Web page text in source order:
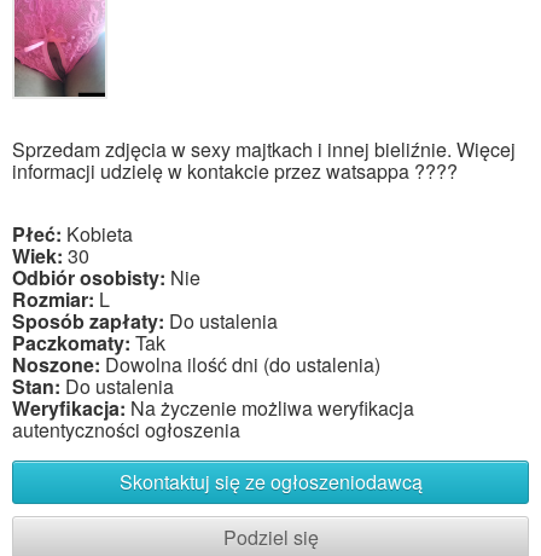
Sprzedam zdjęcia w sexy majtkach i innej bieliźnie. Więcej
informacji udzielę w kontakcie przez watsappa ????
Płeć: Kobieta
Wiek: 30
Odbiór osobisty: Nie
Rozmiar: L
Sposób zapłaty: Do ustalenia
Paczkomaty: Tak
Noszone: Dowolna ilość dni (do ustalenia)
Stan: Do ustalenia
Weryfikacja: Na życzenie możliwa weryfikacja
autentyczności ogłoszenia
Skontaktuj się ze ogłoszeniodawcą
Podziel się